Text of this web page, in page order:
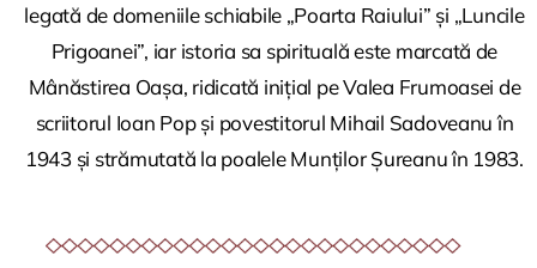
legată de domeniile schiabile „Poarta Raiului” și „Luncile
Prigoanei”, iar istoria sa spirituală este marcată de
Mânăstirea Oașa, ridicată inițial pe Valea Frumoasei de
scriitorul Ioan Pop și povestitorul Mihail Sadoveanu în
1943 și strămutată la poalele Munților Șureanu în 1983.